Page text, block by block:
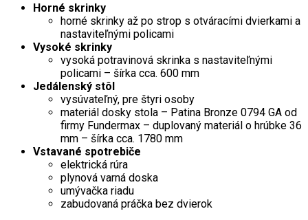
Horné skrinky
horné skrinky až po strop s otváracími dvierkami a
nastaviteľnými policami
Vysoké skrinky
vysoká potravinová skrinka s nastaviteľnými
policami – šírka cca. 600 mm
Jedálenský stôl
vysúvateľný, pre štyri osoby
materiál dosky stola – Patina Bronze 0794 GA od
firmy Fundermax – duplovaný materiál o hrúbke 36
mm – šírka cca. 1780 mm
Vstavané spotrebiče
elektrická rúra
plynová varná doska
umývačka riadu
zabudovaná práčka bez dvierok